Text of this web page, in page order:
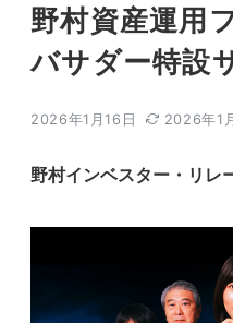
野村資産運用
バサダー特設
2026年1月16日 2026年1
野村インベスター・リレ